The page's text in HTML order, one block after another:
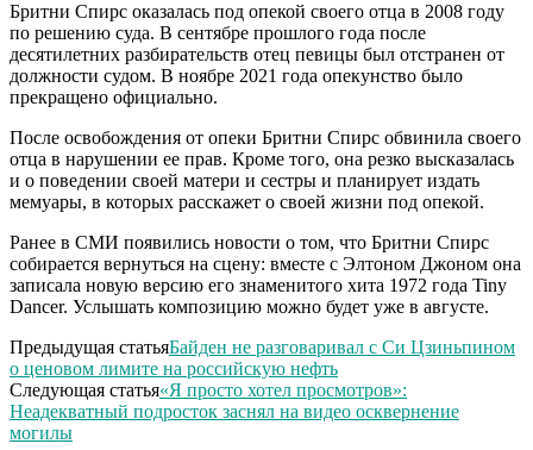
Бритни Спирс оказалась под опекой своего отца в 2008 году
по решению суда. В сентябре прошлого года после
десятилетних разбирательств отец певицы был отстранен от
должности судом. В ноябре 2021 года опекунство было
прекращено официально.
После освобождения от опеки Бритни Спирс обвинила своего
отца в нарушении ее прав. Кроме того, она резко высказалась
и о поведении своей матери и сестры и планирует издать
мемуары, в которых расскажет о своей жизни под опекой.
Ранее в СМИ появились новости о том, что Бритни Спирс
собирается вернуться на сцену: вместе с Элтоном Джоном она
записала новую версию его знаменитого хита 1972 года Tiny
Dancer. Услышать композицию можно будет уже в августе.
Предыдущая статьяБайден не разговаривал с Си Цзиньпином
о ценовом лимите на российскую нефть
Следующая статья«Я просто хотел просмотров»:
Неадекватный подросток заснял на видео осквернение
могилы